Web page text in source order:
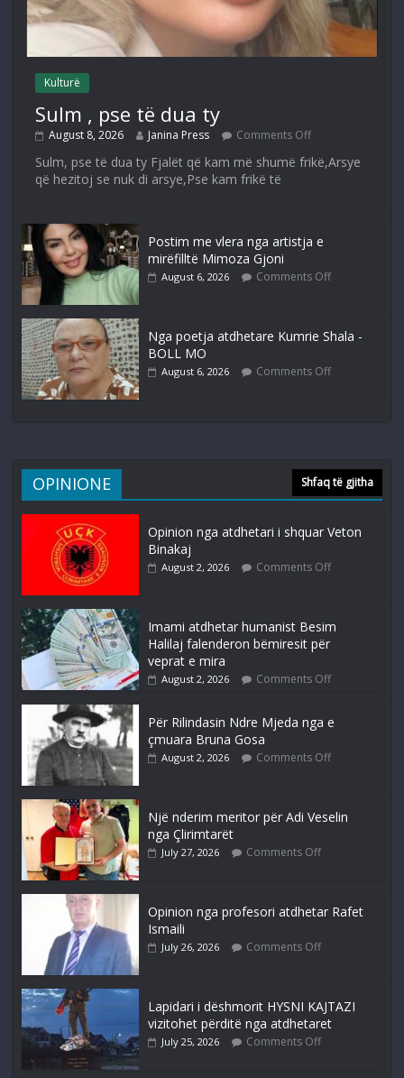
Kulturë
Sulm , pse të dua ty
August 8, 2026 Janina Press Comments Off
Sulm, pse të dua ty Fjalët që kam më shumë frikë,Arsye
që hezitoj se nuk di arsye,Pse kam frikë të
Postim me vlera nga artistja e
mirëfilltë Mimoza Gjoni
August 6, 2026 Comments Off
Nga poetja atdhetare Kumrie Shala -
BOLL MO
August 6, 2026 Comments Off
OPINIONE Shfaq të gjitha
Opinion nga atdhetari i shquar Veton
Binakaj
August 2, 2026 Comments Off
Imami atdhetar humanist Besim
Halilaj falenderon bëmiresit për
veprat e mira
August 2, 2026 Comments Off
Për Rilindasin Ndre Mjeda nga e
çmuara Bruna Gosa
August 2, 2026 Comments Off
Një nderim meritor për Adi Veselin
nga Çlirimtarët
July 27, 2026 Comments Off
Opinion nga profesori atdhetar Rafet
Ismaili
July 26, 2026 Comments Off
Lapidari i dëshmorit HYSNI KAJTAZI
vizitohet përditë nga atdhetaret
July 25, 2026 Comments Off